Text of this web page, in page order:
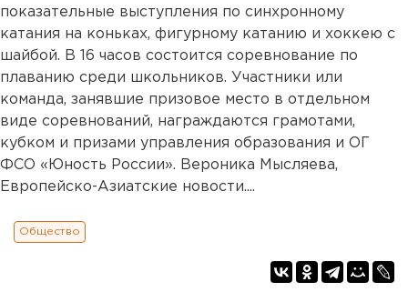
показательные выступления по синхронному
катания на коньках, фигурному катанию и хоккею с
шайбой. В 16 часов состоится соревнование по
плаванию среди школьников. Участники или
команда, занявшие призовое место в отдельном
виде соревнований, награждаются грамотами,
кубком и призами управления образования и ОГ
ФСО «Юность России». Вероника Мысляева,
Европейско-Азиатские новости....
Общество